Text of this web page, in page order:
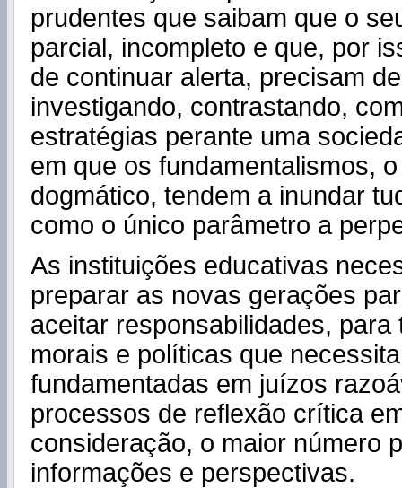
prudentes que saibam que o
parcial, incompleto e que, por
de continuar alerta, precisam
investigando, contrastando,
estratégias perante uma
em que os fundamentalismos,
dogmático, tendem a inundar
como o único parâmetro a
As instituições educativas
preparar as novas gerações
aceitar responsabilidades, para
morais e políticas que
fundamentadas em juízos
processos de reflexão crítica
consideração, o maior número
informações e perspectivas.